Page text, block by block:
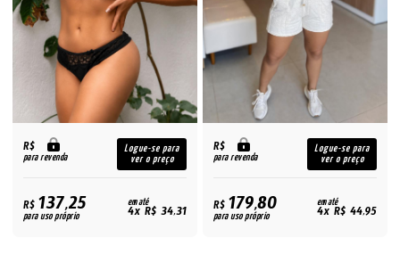
R$
para revenda
Logue-se para
ver o preço
R$137,25
para uso próprio
em até
4x R$ 34,31
R$
para revenda
Logue-se para
ver o preço
R$179,80
para uso próprio
em até
4x R$ 44,95